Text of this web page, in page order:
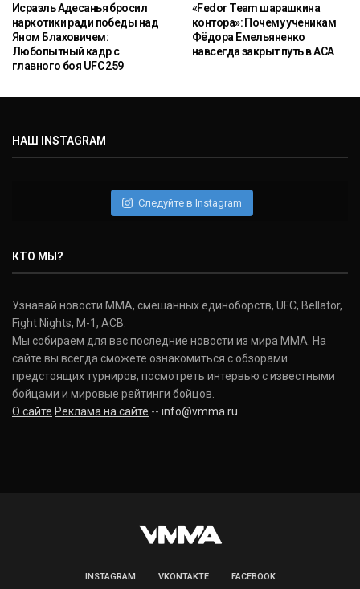
Исраэль Адесанья бросил
наркотики ради победы над
Яном Блаховичем:
Любопытный кадр с
главного боя UFC 259
«Fedor Team шарашкина
контора»: Почему ученикам
Фёдора Емельяненко
навсегда закрыт путь в ACA
НАШ INSTAGRAM
Следуйте в Instagram
КТО МЫ?
Узнавай новости ММА, смешанных единоборств, UFC, Bellator,
Fight Nights, M-1, ACB.
Мы собираем для вас последние новости из мира ММА. На
сайте вы всегда сможете ознакомиться с обзорами
предстоящих турниров, посмотреть интервью с известными
бойцами и мировые рейтинги бойцов.
О сайте Реклама на сайте -- info@vmma.ru
INSTAGRAM VKONTAKTE FACEBOOK